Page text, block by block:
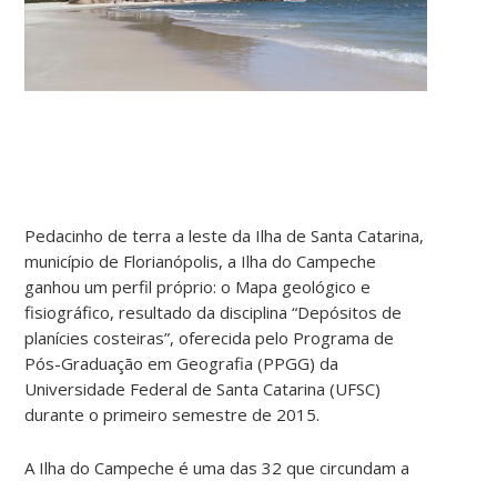
Pedacinho de terra a leste da Ilha de Santa Catarina,
município de Florianópolis, a Ilha do Campeche
ganhou um perfil próprio: o Mapa geológico e
fisiográfico, resultado da disciplina “Depósitos de
planícies costeiras”, oferecida pelo Programa de
Pós-Graduação em Geografia (PPGG) da
Universidade Federal de Santa Catarina (UFSC)
durante o primeiro semestre de 2015.
A Ilha do Campeche é uma das 32 que circundam a